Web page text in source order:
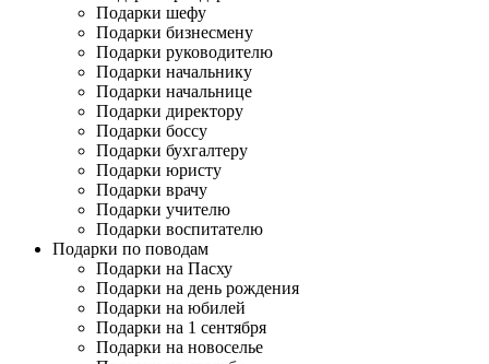
Подарки шефу
Подарки бизнесмену
Подарки руководителю
Подарки начальнику
Подарки начальнице
Подарки директору
Подарки боссу
Подарки бухгалтеру
Подарки юристу
Подарки врачу
Подарки учителю
Подарки воспитателю
Подарки по поводам
Подарки на Пасху
Подарки на день рождения
Подарки на юбилей
Подарки на 1 сентября
Подарки на новоселье